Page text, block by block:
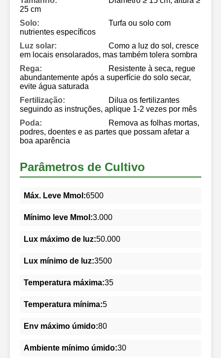
25 cm
Solo:
Turfa ou solo com
nutrientes específicos
Luz solar:
Como a luz do sol, cresce
em locais ensolarados, mas também tolera sombra
Rega:
Resistente à seca, regue
abundantemente após a superfície do solo secar,
evite água saturada
Fertilização:
Dilua os fertilizantes
seguindo as instruções, aplique 1-2 vezes por mês
Poda:
Remova as folhas mortas,
podres, doentes e as partes que possam afetar a
boa aparência
Parâmetros de Cultivo
Máx. Leve Mmol:6500
Mínimo leve Mmol:3.000
Lux máximo de luz:50.000
Lux mínimo de luz:3500
Temperatura máxima:35
Temperatura mínima:5
Env máximo úmido:80
Ambiente mínimo úmido:30